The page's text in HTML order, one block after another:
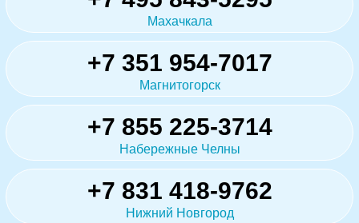
Махачкала
+7 351 954-7017
Магнитогорск
+7 855 225-3714
Набережные Челны
+7 831 418-9762
Нижний Новгород